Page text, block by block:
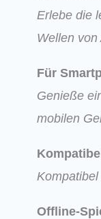
Erlebe die
Wellen
Für
Genieße
mobilen
Offline-